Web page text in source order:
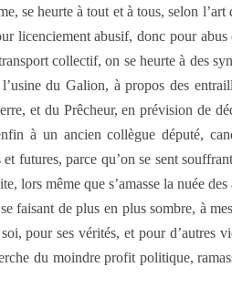
se heurte à tout et à tous, selon
licenciement abusif, donc pour
collectif, on se heurte à des
du Galion, à propos des
et du Prêcheur, en prévision de
à un ancien collègue député,
futures, parce qu’on se sent
lors même que s’amasse la nuée des
faisant de plus en plus sombre, à
pour ses vérités, et pour d’autres
du moindre profit politique,